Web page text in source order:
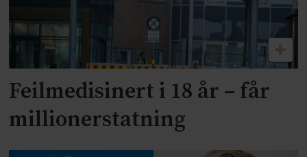
Feilmedisinert i 18 år – får
millionerstatning